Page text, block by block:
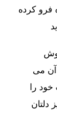
کرده
آن می
را
دلتان